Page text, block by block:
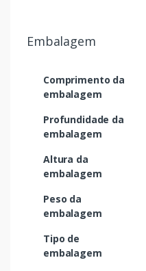
Embalagem
Comprimento da
embalagem
Profundidade da
embalagem
Altura da
embalagem
Peso da
embalagem
Tipo de
embalagem